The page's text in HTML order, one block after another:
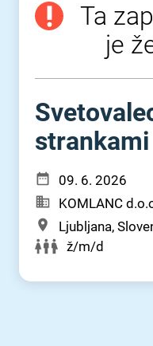
Ta
je
strankami
09. 6. 2026
KOMLANC
Ljubljana,
ž/m/d